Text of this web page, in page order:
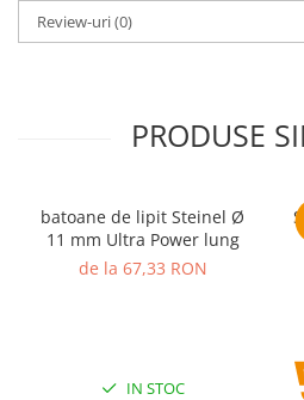
Review-uri(0)
PRODUSE
batoane de lipit Steinel Ø
11 mm Ultra Power lung
de la 67,33 RON
IN STOC